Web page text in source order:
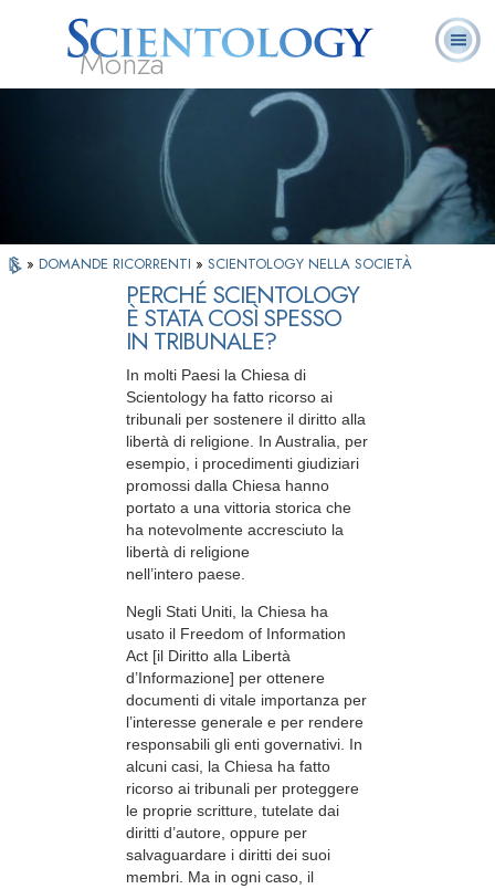
Monza
Che cos’è
Scientology?
Ministri
Volontari
Domande
ricorrenti
» DOMANDE RICORRENTI » SCIENTOLOGY NELLA SOCIETÀ
PERCHÉ SCIENTOLOGY
È STATA COSÌ SPESSO
IN TRIBUNALE?
In molti Paesi la Chiesa di
Scientology ha fatto ricorso ai
tribunali per sostenere il diritto alla
libertà di religione. In Australia, per
esempio, i procedimenti giudiziari
promossi dalla Chiesa hanno
portato a una vittoria storica che
ha notevolmente accresciuto la
libertà di religione
nell’intero paese.
Negli Stati Uniti, la Chiesa ha
usato il Freedom of Information
Act [il Diritto alla Libertà
d’Informazione] per ottenere
documenti di vitale importanza per
l’interesse generale e per rendere
responsabili gli enti governativi. In
alcuni casi, la Chiesa ha fatto
ricorso ai tribunali per proteggere
le proprie scritture, tutelate dai
diritti d’autore, oppure per
salvaguardare i diritti dei suoi
membri. Ma in ogni caso, il